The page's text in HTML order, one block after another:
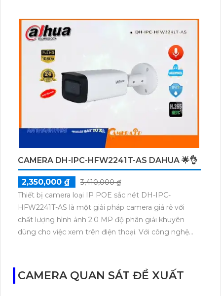
tiết, đảm bảo nhìn rõ ngay cả trong điều kiện ánh
sáng yếu. Điểm mạnh của thiết bị này là khả năng
cấp nguồn và truyền dữ liệu qua dây mạng, giúp tiết
kiệm thời gian và tiền bạc trong việc lắp đặt. Với tính
năng chống nước và chịu được điều kiện thời tiết
khắc nghiệt, Camera DH-IPC-HFW2441T-AS phù hợp
sử dụng trong mọi môi trường.
CAMERA DH-IPC-HFW2241T-AS DAHUA 🌟👌
2,350,000 ₫
3,410,000 ₫
Thiết bị camera loại IP POE sắc nét DH-IPC-
HFW2241T-AS là một giải pháp camera giá rẻ với
chất lượng hình ảnh 2.0 MP độ phân giải khuyên
dùng cho việc xem trên điện thoại. Với công nghệ
còn trang bị hồng ngoại 80m, giúp quan sát ban
đêm hiệu quả. Với thiết kế là camera bullet, nó phù
CAMERA QUAN SÁT ĐỀ XUẤT